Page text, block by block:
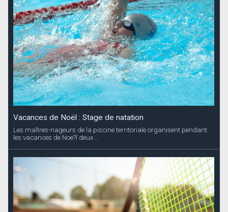
Vacances de Noël : Stage de natation
Les maîtres-nageurs de la piscine territoriale organisent pendant
les vacances de Noe?l deux...